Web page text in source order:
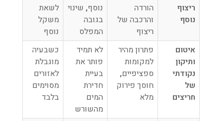
ריצוף
נוסף
הורדה
והרכבה של
ריצוף
נוסף, שינוי
בגובה
המפלס
לשאת
משקל
נוסף
איטום
ותיקון
נקודתי
של
חריצים
פתרון מהיר
למקומות
ספציפיים,
חוסך פירוק
מלא
לא תמיד
פותר את
בעיית
חדירת
המים
מהשורש
כשבעיה
מוגבלת
לאזורים
מסוימים
בלבד